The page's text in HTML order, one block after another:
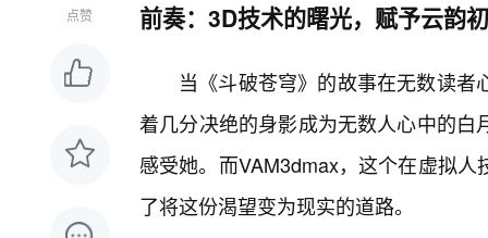
点赞 前奏：3D技术的曙光，赋予云韵
当《斗破苍穹》的故事在无数读
着几分决绝的身影成为无数人心中的
感受她。而VAM3dmax，这个在虚拟
了将这份渴望变为现实的道路。